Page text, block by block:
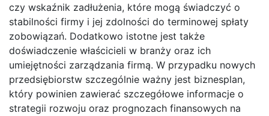
czy wskaźnik zadłużenia, które mogą świadczyć o
stabilności firmy i jej zdolności do terminowej spłaty
zobowiązań. Dodatkowo istotne jest także
doświadczenie właścicieli w branży oraz ich
umiejętności zarządzania firmą. W przypadku nowych
przedsiębiorstw szczególnie ważny jest biznesplan,
który powinien zawierać szczegółowe informacje o
strategii rozwoju oraz prognozach finansowych na